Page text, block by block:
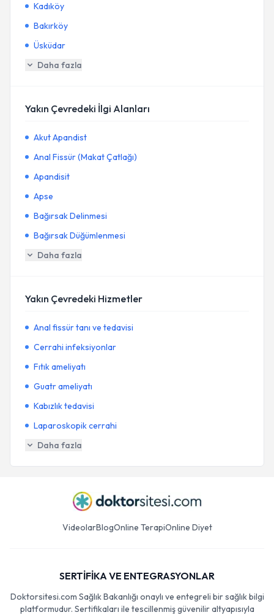
Kadıköy
Bakırköy
Üsküdar
Daha fazla
Yakın Çevredeki İlgi Alanları
Akut Apandist
Anal Fissür (Makat Çatlağı)
Apandisit
Apse
Bağırsak Delinmesi
Bağırsak Düğümlenmesi
Daha fazla
Yakın Çevredeki Hizmetler
Anal fissür tanı ve tedavisi
Cerrahi infeksiyonlar
Fıtık ameliyatı
Guatr ameliyatı
Kabızlık tedavisi
Laparoskopik cerrahi
Daha fazla
VideolarBlogOnline TerapiOnline Diyet
SERTİFİKA VE ENTEGRASYONLAR
Doktorsitesi.com Sağlık Bakanlığı onaylı ve entegreli bir sağlık bilgi
platformudur. Sertifikaları ile tescillenmiş güvenilir altyapısıyla